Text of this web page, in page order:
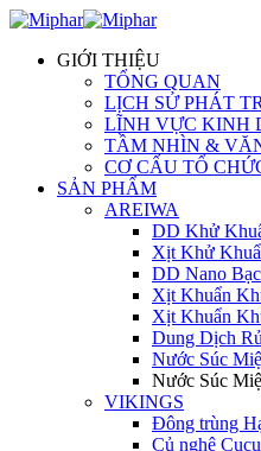
GIỚI THIỆU
TỔNG QUAN
LỊCH SỬ PHÁT
LĨNH VỰC KINH
TẦM NHÌN &
CƠ CẤU TỔ
SẢN PHẨM
AREIWA
DD Khử
Xịt Khử
DD Nano
Xịt Khuẩn
Xịt Khuẩn
Dung Dịch
Nước Súc
Nước Súc
VIKINGS
Đông trùng
Củ nghệ